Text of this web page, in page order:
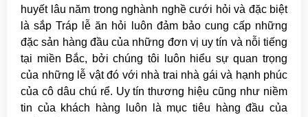
huyết lâu năm trong nghành nghề cưới hỏi và đặc biệt
là sắp Tráp lễ ăn hỏi luôn đảm bảo cung cấp những
đặc sản hàng đầu của những đơn vị uy tín và nỗi tiếng
tại miền Bắc, bởi chúng tôi luôn hiểu sự quan trọng
của những lễ vật đó với nhà trai nhà gái và hạnh phúc
của cô dâu chú rể. Uy tín thương hiệu cũng như niềm
tin của khách hàng luôn là mục tiêu hàng đầu của